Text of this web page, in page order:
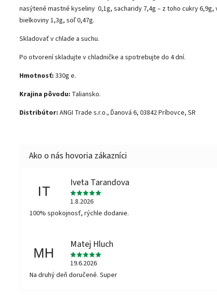
nasýtené mastné kyseliny 0,1g, sacharidy 7,4g – z toho cukry 6,9g,
bielkoviny 1,3g, soľ 0,47g.
Skladovať v chlade a suchu.
Po otvorení skladujte v chladničke a spotrebujte do 4 dní.
Hmotnosť: 330g e.
Krajina pôvodu: Taliansko.
Distribútor: ANGI Trade s.r.o., Ďanová 6, 03842 Príbovce, SR
IT
Iveta Tarandova
1.8.2026
100% spokojnosť, rýchle dodanie.
MH
Matej Hluch
19.6.2026
Na druhý deň doručené. Super